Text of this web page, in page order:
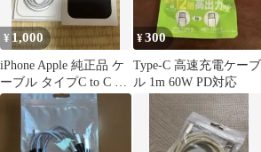
¥ 1,000
iPhone Apple 純正品 ケ
ーブル タイプC to C 編
み込み式
¥300
Type-C 高速充電ケーブ
ル 1m 60W PD対応